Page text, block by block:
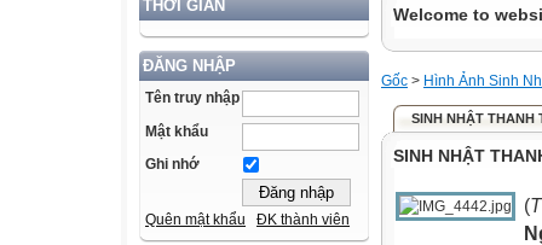
THỜI GIAN
ĐĂNG NHẬP
Tên truy nhập
Mật khẩu
Ghi nhớ
Quên mật khẩu ĐK thành viên
Welcome to
Gốc > Hình Ảnh Sinh
SINH NHẬT THANH
SINH NHẬT
(